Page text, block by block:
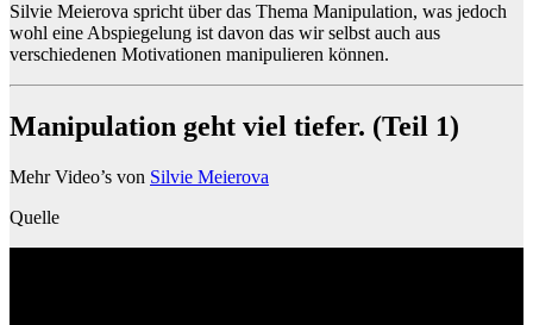
Silvie Meierova spricht über das Thema Manipulation, was jedoch
wohl eine Abspiegelung ist davon das wir selbst auch aus
verschiedenen Motivationen manipulieren können.
Manipulation geht viel tiefer. (Teil 1)
Mehr Video’s von Silvie Meierova
Quelle